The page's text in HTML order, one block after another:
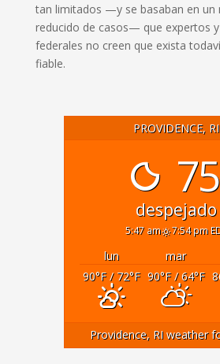
tan limitados —y se basaban en un
reducido de casos— que expertos
federales no creen que exista
fiable.
PROVIDENCE, RI
despejado
5:47 am 7:54 pm
lun mar
90°F/ 72°F 90°F/ 64°F
Providence, RI weather